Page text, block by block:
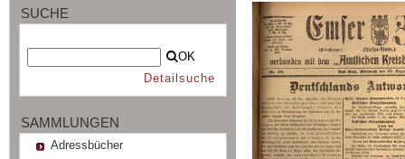
SUCHE
OK
Detailsuche
SAMMLUNGEN
Adressbücher